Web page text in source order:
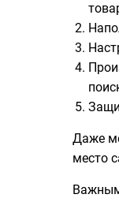
Даже
место